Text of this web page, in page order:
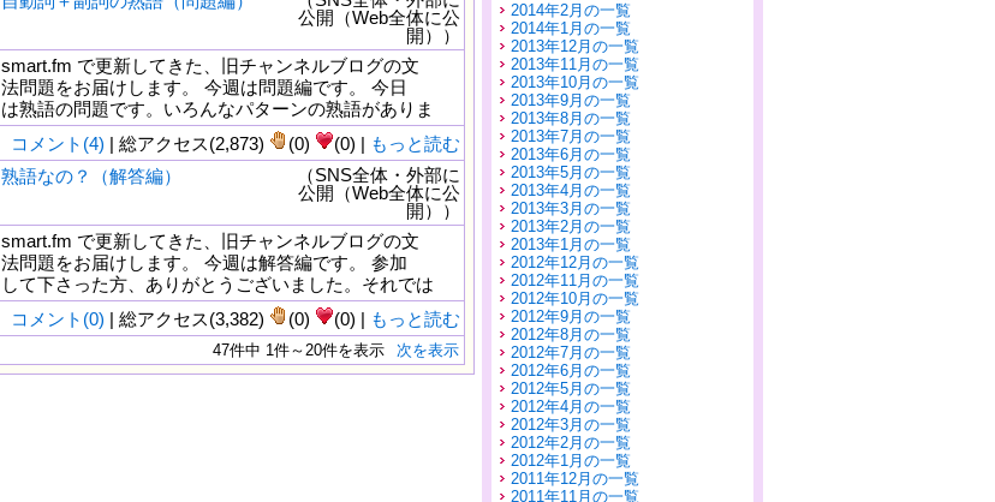
公開（Web全体に公
開））
smart.fm で更新してきた、旧チャンネルブログの文
法問題をお届けします。 今週は問題編です。 今日
は熟語の問題です。いろんなパターンの熟語がありま
コメント(4) | 総アクセス(2,873) (0) (0) | もっと読む
熟語なの？（解答編）
（SNS全体・外部に
公開（Web全体に公
開））
smart.fm で更新してきた、旧チャンネルブログの文
法問題をお届けします。 今週は解答編です。 参加
して下さった方、ありがとうございました。それでは
コメント(0) | 総アクセス(3,382) (0) (0) | もっと読む
47件中 1件～20件を表示 次を表示
2014年2月の一覧
2014年1月の一覧
2013年12月の一覧
2013年11月の一覧
2013年10月の一覧
2013年9月の一覧
2013年8月の一覧
2013年7月の一覧
2013年6月の一覧
2013年5月の一覧
2013年4月の一覧
2013年3月の一覧
2013年2月の一覧
2013年1月の一覧
2012年12月の一覧
2012年11月の一覧
2012年10月の一覧
2012年9月の一覧
2012年8月の一覧
2012年7月の一覧
2012年6月の一覧
2012年5月の一覧
2012年4月の一覧
2012年3月の一覧
2012年2月の一覧
2012年1月の一覧
2011年12月の一覧
2011年11月の一覧